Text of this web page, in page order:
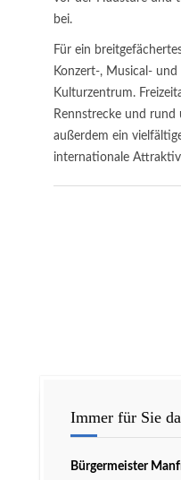
bei.
Für ein
Konzert-, Musical-
Kulturzentrum.
Rennstrecke und rund
außerdem ein
internationale
Immer für Sie
Bürgermeister